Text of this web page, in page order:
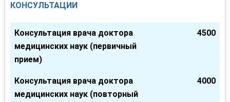
КОНСУЛЬТАЦИИ
Консультация врача доктора
медицинских наук (первичный
прием)
4500
Консультация врача доктора
медицинских наук (повторный
4000